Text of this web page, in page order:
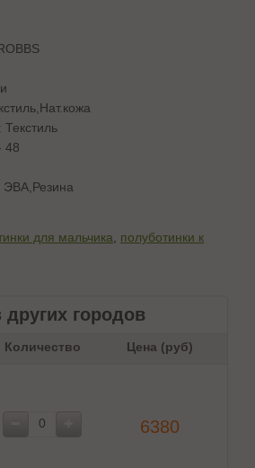
48
для мальчика
полуботинки к
других городов
Количество Цена (руб)
6380